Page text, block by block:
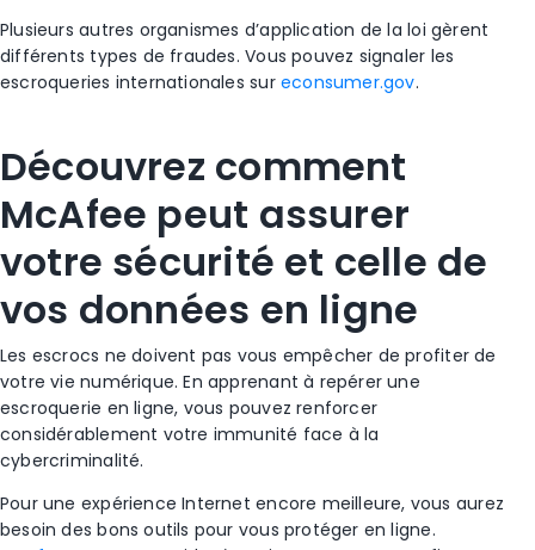
Plusieurs autres organismes d’application de la loi gèrent
différents types de fraudes.Vous pouvez signaler les
escroqueries internationales sur econsumer.gov.
Découvrez comment
McAfee peut assurer
votre sécurité et celle de
vos données en ligne
Les escrocs ne doivent pas vous empêcher de profiter de
votre vie numérique. En apprenant à repérer une
escroquerie en ligne, vous pouvez renforcer
considérablement votre immunité face à la
cybercriminalité.
Pour une expérience Internet encore meilleure, vous aurez
besoin des bons outils pour vous protéger en ligne.